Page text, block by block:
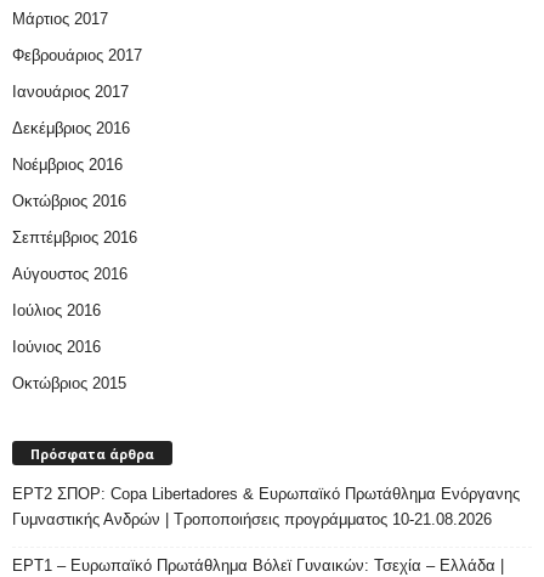
Μάρτιος 2017
Φεβρουάριος 2017
Ιανουάριος 2017
Δεκέμβριος 2016
Νοέμβριος 2016
Οκτώβριος 2016
Σεπτέμβριος 2016
Αύγουστος 2016
Ιούλιος 2016
Ιούνιος 2016
Οκτώβριος 2015
Πρόσφατα άρθρα
ΕΡΤ2 ΣΠΟΡ: Copa Libertadores & Ευρωπαϊκό Πρωτάθλημα Ενόργανης
Γυμναστικής Ανδρών | Τροποποιήσεις προγράμματος 10-21.08.2026
ΕΡΤ1 – Ευρωπαϊκό Πρωτάθλημα Βόλεϊ Γυναικών: Τσεχία – Ελλάδα |